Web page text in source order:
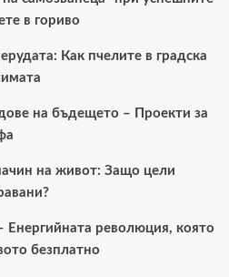
в гориво
Как пчелите в градска
на бъдещето – Проекти за
на живот: Защо цели
Енергийната революция, която
безплатно